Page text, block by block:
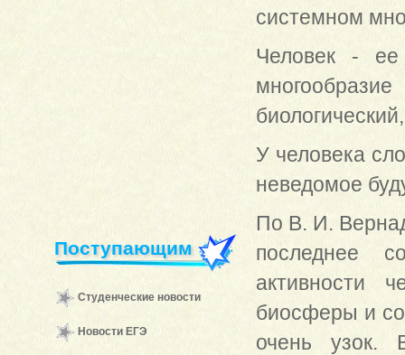
Поступающим
Студенческие новости
Новости ЕГЭ
системном
Человек - ее
У человека
неведомое
По В. И.
последнее
активности
биосферы и
очень узок.